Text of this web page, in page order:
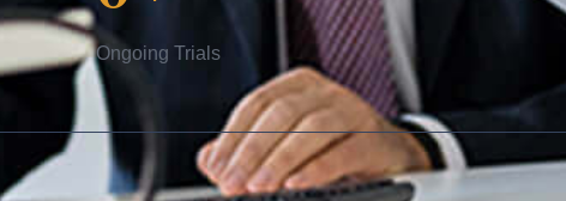
Ongoing Trials